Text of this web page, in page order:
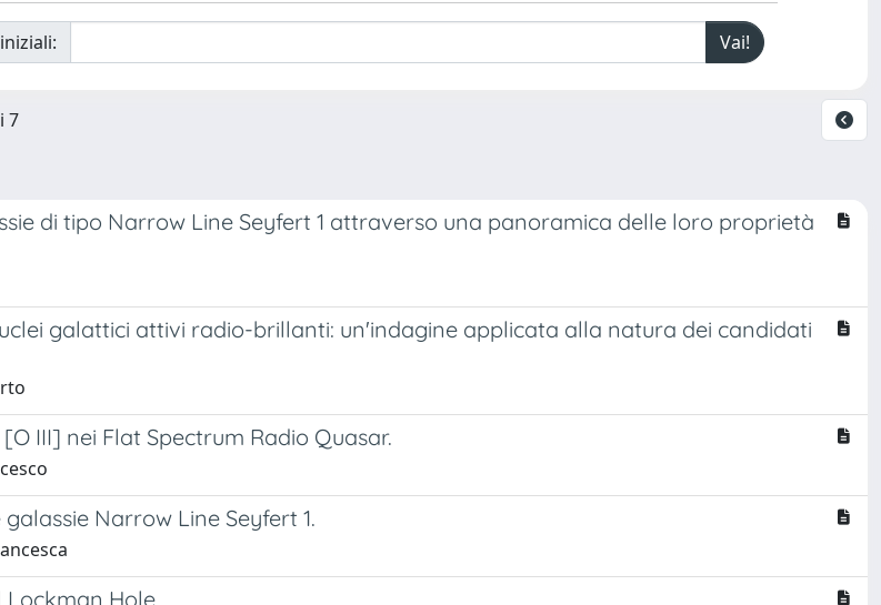
7
di tipo Narrow Line Seyfert 1 attraverso una panoramica delle loro proprietà
galattici attivi radio-brillanti: un'indagine applicata alla natura dei candidati
III] nei Flat Spectrum Radio Quasar.
Narrow Line Seyfert 1.
Lockman Hole